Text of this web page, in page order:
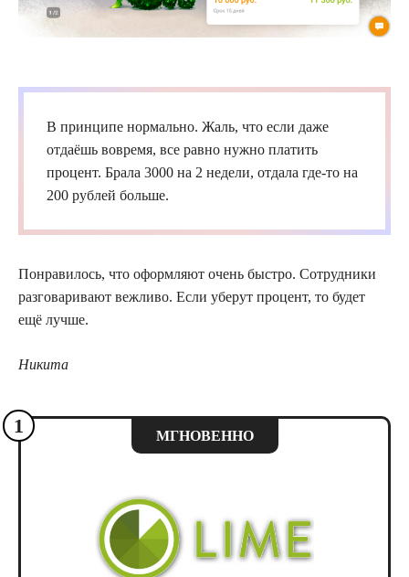
В принципе нормально. Жаль, что если даже
отдаёшь вовремя, все равно нужно платить
процент. Брала 3000 на 2 недели, отдала где-то на
200 рублей больше.
Понравилось, что оформляют очень быстро. Сотрудники
разговаривают вежливо. Если уберут процент, то будет
ещё лучше.
Никита
МГНОВЕННО
1